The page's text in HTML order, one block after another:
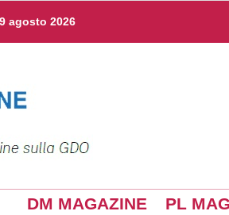
agosto 2026
DM MAGAZINE PL